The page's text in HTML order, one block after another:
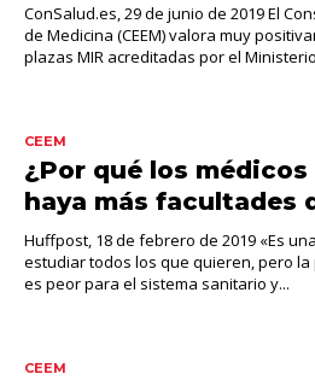
ConSalud.es, 29 de junio de 2019 El
de Medicina (CEEM) valora muy
plazas MIR acreditadas por el
CEEM
¿Por qué los
haya más facultades
Huffpost, 18 de febrero de 2019 «Es
estudiar todos los que quieren, pero
es peor para el sistema sanitario y...
CEEM